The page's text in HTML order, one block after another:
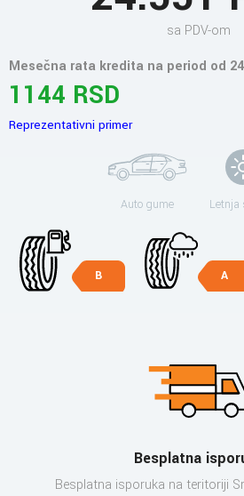
sa PDV-om
Mesečna rata kredita na period od
1144 RSD
Reprezentativni primer
Auto gume Letnja
B A
Besplatna
Besplatna isporuka na teritoriji